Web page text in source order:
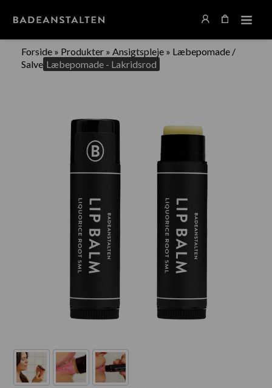
Forside » Produkter »Ansigtspleje » Læbepomade /
Salve Læbepomade - Lakridsrod